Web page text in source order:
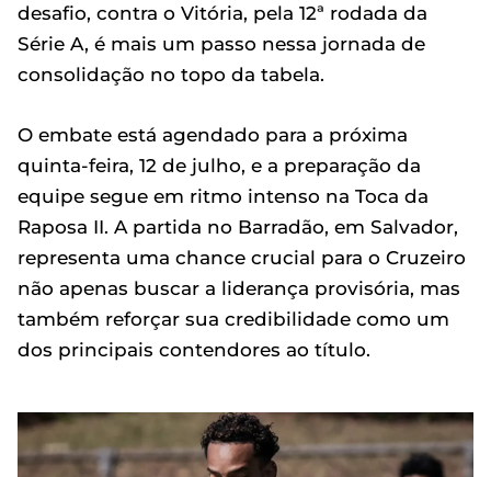
desafio, contra o Vitória, pela 12ª rodada da
Série A, é mais um passo nessa jornada de
consolidação no topo da tabela.
O embate está agendado para a próxima
quinta-feira, 12 de julho, e a preparação da
equipe segue em ritmo intenso na Toca da
Raposa II. A partida no Barradão, em Salvador,
representa uma chance crucial para o Cruzeiro
não apenas buscar a liderança provisória, mas
também reforçar sua credibilidade como um
dos principais contendores ao título.